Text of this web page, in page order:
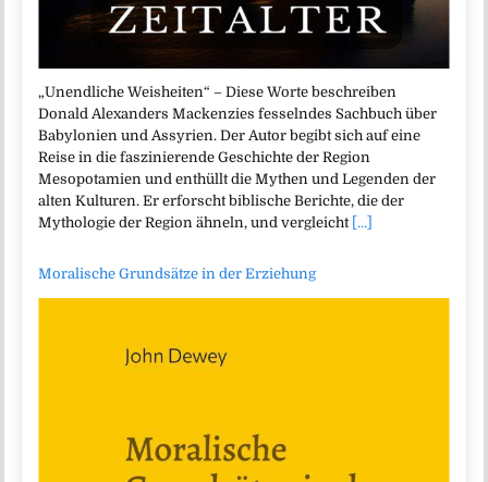
„Unendliche Weisheiten“ – Diese Worte beschreiben
Donald Alexanders Mackenzies fesselndes Sachbuch über
Babylonien und Assyrien. Der Autor begibt sich auf eine
Reise in die faszinierende Geschichte der Region
Mesopotamien und enthüllt die Mythen und Legenden der
alten Kulturen. Er erforscht biblische Berichte, die der
Mythologie der Region ähneln, und vergleicht [...]
Moralische Grundsätze in der Erziehung